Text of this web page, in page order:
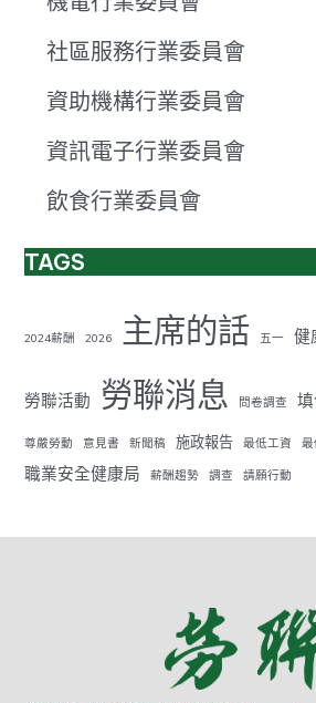
社區服務行業委員會
資助機構行業委員會
資訊電子行業委員會
飲食行業委員會
TAGS
2024薪酬 2026 主席的話 五一 健
勞聯活動 勞聯消息 問卷調查
尊嚴勞動 意見書 新聞稿 施政報告 最低工資
職業安全健康局 薪酬趨勢 調查 請願行動